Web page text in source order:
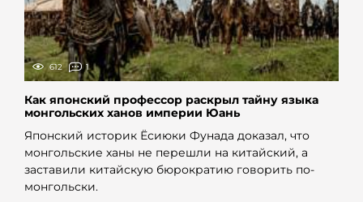
612 1
Как японский профессор раскрыл тайну языка
монгольских ханов империи Юань
Японский историк Ёсиюки Фунада доказал, что
монгольские ханы не перешли на китайский, а
заставили китайскую бюрократию говорить по-
монгольски.